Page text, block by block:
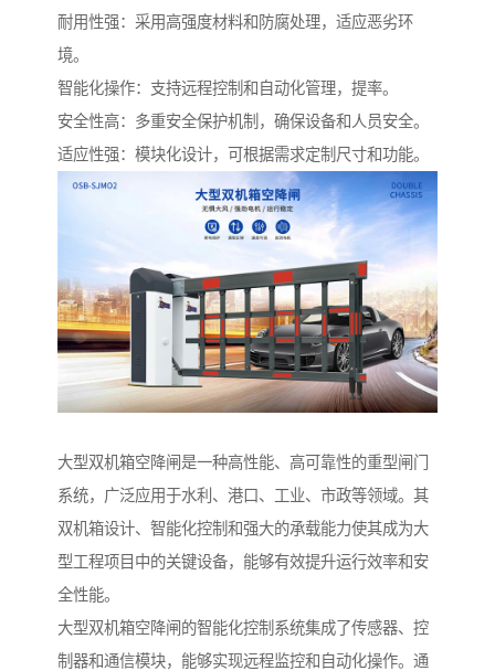
耐用性强：采用高强度材料和防腐处理，适应恶劣环
境。
智能化操作：支持远程控制和自动化管理，提率。
安全性高：多重安全保护机制，确保设备和人员安全。
适应性强：模块化设计，可根据需求定制尺寸和功能。
大型双机箱空降闸是一种高性能、高可靠性的重型闸门
系统，广泛应用于水利、港口、工业、市政等领域。其
双机箱设计、智能化控制和强大的承载能力使其成为大
型工程项目中的关键设备，能够有效提升运行效率和安
全性能。
大型双机箱空降闸的智能化控制系统集成了传感器、控
制器和通信模块，能够实现远程监控和自动化操作。通